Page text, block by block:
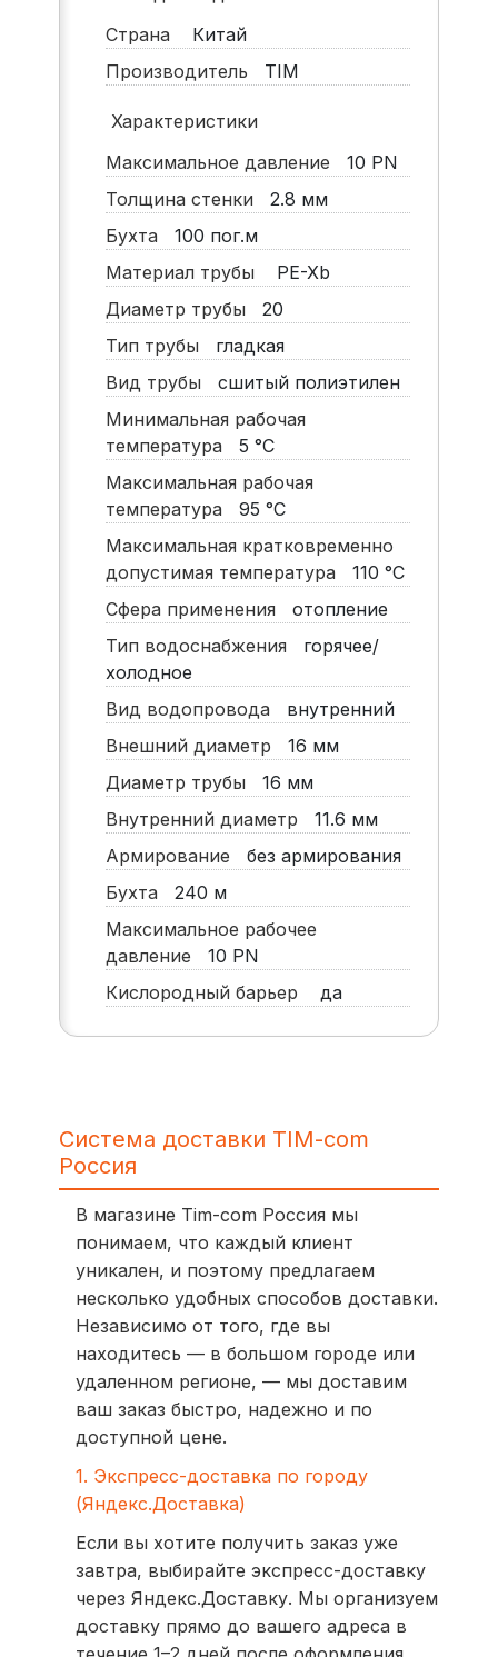
Страна
Китай
Производитель
TIM
Характеристики
Максимальное давление
10 PN
Толщина стенки
2.8 мм
Бухта
100 пог.м
Материал трубы
PE-Xb
Диаметр трубы
20
Тип трубы
гладкая
Вид трубы
сшитый полиэтилен
Минимальная рабочая
температура
5 °C
Максимальная рабочая
температура
95 °C
Максимальная кратковременно
допустимая температура
110 °C
Сфера применения
отопление
Тип водоснабжения
горячее/
холодное
Вид водопровода
внутренний
Внешний диаметр
16 мм
Диаметр трубы
16 мм
Внутренний диаметр
11.6 мм
Армирование
без армирования
Бухта
240 м
Максимальное рабочее
давление
10 PN
Кислородный барьер
да
Система доставки TIM-com
Россия
В магазине Tim-com Россия мы
понимаем, что каждый клиент
уникален, и поэтому предлагаем
несколько удобных способов доставки.
Независимо от того, где вы
находитесь — в большом городе или
удаленном регионе, — мы доставим
ваш заказ быстро, надежно и по
доступной цене.
1. Экспресс-доставка по городу
(Яндекс.Доставка)
Если вы хотите получить заказ уже
завтра, выбирайте экспресс-доставку
через Яндекс.Доставку. Мы организуем
доставку прямо до вашего адреса в